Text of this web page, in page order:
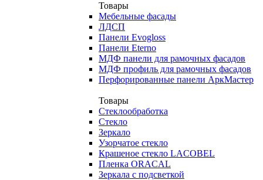
Товары
Мебельные фасады
ЛДСП
Панели Evogloss
Панели Eterno
МДФ панели для рамочных фасадов
МДФ профиль для рамочных фасадов
Перфорированные панели АркМастер
Товары
Стеклообработка
Стекло
Зеркало
Узорчатое стекло
Крашеное стекло LACOBEL
Пленка ORACAL
Зеркала с подсветкой